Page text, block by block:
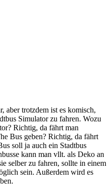
aber trotzdem ist es komisch,
Simulator zu fahren. Wozu
Richtig, da fährt man
Bus geben? Richtig, da fährt
soll ja auch ein Stadtbus
kann man vllt. als Deko an
selber zu fahren, sollte in einem
sein. Außerdem wird es